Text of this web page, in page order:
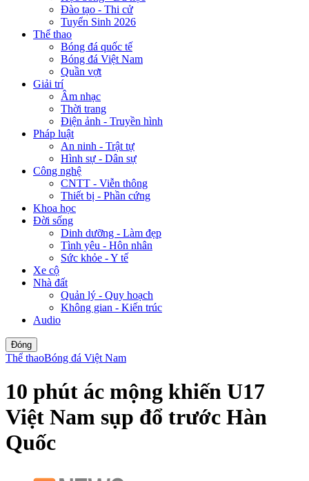
Đào tạo - Thi cử
Tuyển Sinh 2026
Thể thao
Bóng đá quốc tế
Bóng đá Việt Nam
Quần vợt
Giải trí
Âm nhạc
Thời trang
Điện ảnh - Truyền hình
Pháp luật
An ninh - Trật tự
Hình sự - Dân sự
Công nghệ
CNTT - Viễn thông
Thiết bị - Phần cứng
Khoa học
Đời sống
Dinh dưỡng - Làm đẹp
Tình yêu - Hôn nhân
Sức khỏe - Y tế
Xe cộ
Nhà đất
Quản lý - Quy hoạch
Không gian - Kiến trúc
Audio
Đóng
Thể thaoBóng đá Việt Nam
10 phút ác mộng khiến U17
Việt Nam sụp đổ trước Hàn
Quốc